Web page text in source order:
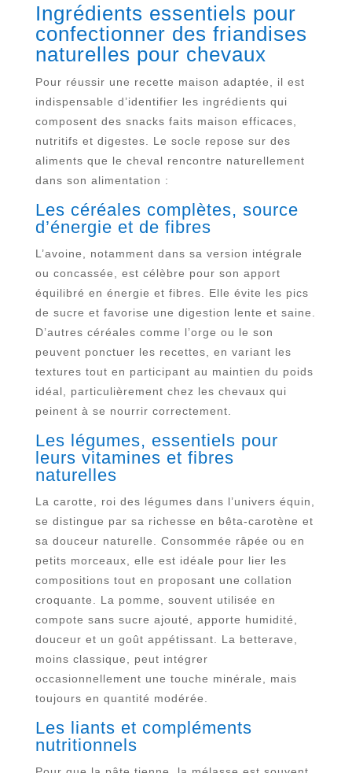
Ingrédients essentiels pour
confectionner des friandises
naturelles pour chevaux
Pour réussir une recette maison adaptée, il est
indispensable d’identifier les ingrédients qui
composent des snacks faits maison efficaces,
nutritifs et digestes. Le socle repose sur des
aliments que le cheval rencontre naturellement
dans son alimentation :
Les céréales complètes, source
d’énergie et de fibres
L’avoine, notamment dans sa version intégrale
ou concassée, est célèbre pour son apport
équilibré en énergie et fibres. Elle évite les pics
de sucre et favorise une digestion lente et saine.
D’autres céréales comme l’orge ou le son
peuvent ponctuer les recettes, en variant les
textures tout en participant au maintien du poids
idéal, particulièrement chez les chevaux qui
peinent à se nourrir correctement.
Les légumes, essentiels pour
leurs vitamines et fibres
naturelles
La carotte, roi des légumes dans l’univers équin,
se distingue par sa richesse en bêta-carotène et
sa douceur naturelle. Consommée râpée ou en
petits morceaux, elle est idéale pour lier les
compositions tout en proposant une collation
croquante. La pomme, souvent utilisée en
compote sans sucre ajouté, apporte humidité,
douceur et un goût appétissant. La betterave,
moins classique, peut intégrer
occasionnellement une touche minérale, mais
toujours en quantité modérée.
Les liants et compléments
nutritionnels